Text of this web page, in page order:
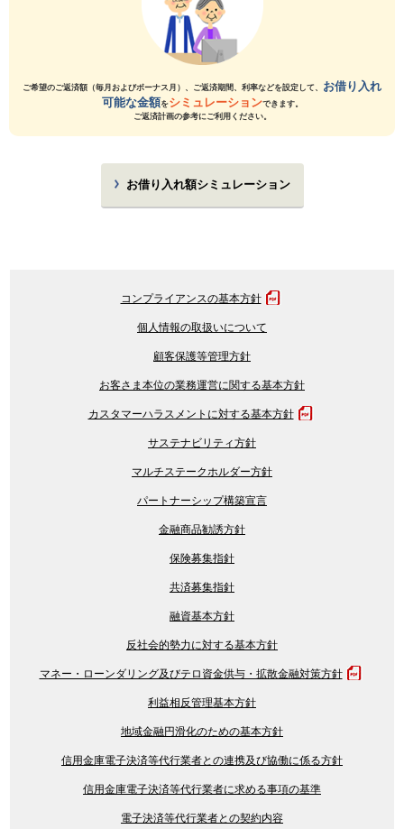
ご希望のご返済額（毎月およびボーナス月）、ご返済期間、利率などを設定して、 お借り入れ
可能な金額をシミュレーションできます。
ご返済計画の参考にご利用ください。
お借り入れ額シミュレーション
コンプライアンスの基本方針
個人情報の取扱いについて
顧客保護等管理方針
お客さま本位の業務運営に関する基本方針
カスタマーハラスメントに対する基本方針
サステナビリティ方針
マルチステークホルダー方針
パートナーシップ構築宣言
金融商品勧誘方針
保険募集指針
共済募集指針
融資基本方針
反社会的勢力に対する基本方針
マネー・ローンダリング及びテロ資金供与・拡散金融対策方針
利益相反管理基本方針
地域金融円滑化のための基本方針
信用金庫電子決済等代行業者との連携及び協働に係る方針
信用金庫電子決済等代行業者に求める事項の基準
電子決済等代行業者との契約内容